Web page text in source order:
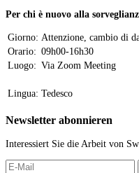
Per chi è nuovo alla
Giorno: Attenzione, cambio di
Orario: 09h00-16h30
Luogo: Via Zoom Meeting
Lingua: Tedesco
Newsletter abonnieren
Interessiert Sie die Arbeit von